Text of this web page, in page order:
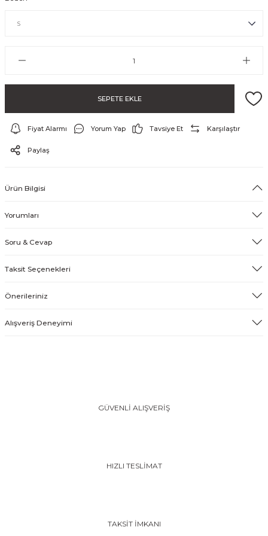
ve Şort
SEPETE EKLE
Fiyat Alarmı Yorum Yap Tavsiye Et Karşılaştır
Paylaş
Ürün Bilgisi
Yorumları
Soru & Cevap
Taksit Seçenekleri
Önerileriniz
Alışveriş Deneyimi
GÜVENLİ ALIŞVERİŞ
HIZLI TESLİMAT
TAKSİT İMKANI